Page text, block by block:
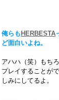
俺らもHERBESTA
ど面白いよね。
アハハ（笑）もち
プレイすることが
しみにしてるよ。